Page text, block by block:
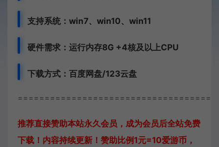
支持系统：win7、win10、win11
硬件需求：运行内存8G +4核及以上CPU
下载方式： 百度网盘/123云盘
推荐直接赞助本站永久会员，成为会员后全站免费
下载！内容持续更新！赞助比例1元=10爱游币，